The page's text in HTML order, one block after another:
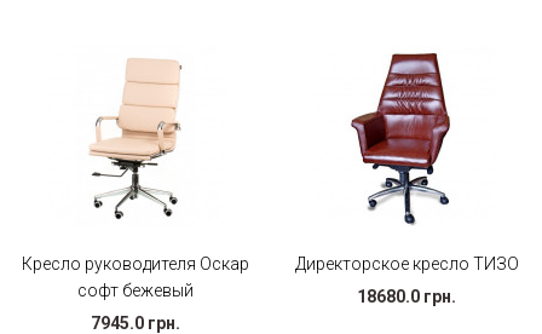
Кресло руководителя Оскар
софт бежевый
7945.0 грн.
Директорское кресло ТИЗО
18680.0 грн.